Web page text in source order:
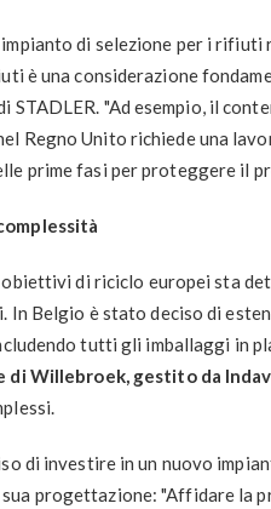
di selezione per i
è una considerazione
STADLER. "Ad esempio, il
Regno Unito richiede una
prime fasi per proteggere il
di riciclo europei sta
Belgio è stato deciso di
tutti gli imballaggi in
di Willebroek, gestito da
di investire in un nuovo
sua progettazione: "Affidare la